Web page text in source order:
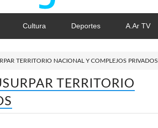
Cultura Deportes A.Ar TV
TERRITORIO NACIONAL Y COMPLEJOS PRIVADOS
TERRITORIO